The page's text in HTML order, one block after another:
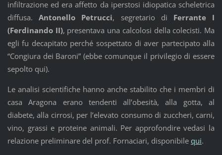
infiltrazione ed era affetto da iperstosi idiopatica scheletrica
diffusa. Antonello Petrucci, segretario di Ferrante I
(Ferdinando II), presentava una calcolosi della colecisti. Ma
egli fu decapitato perché sospettato di aver partecipato alla
“Congiura dei Baroni” (ebbe comunque il privilegio di essere
sepolto qui).
Le analisi scientifiche hanno anche stabilito che i membri di
casa Aragona erano tendenti all’obesità, alla gotta, al
diabete, alla cirrosi, per l’elevato consumo di zuccheri, carni,
vino, grassi e proteine animali. Per approfondire vedasi la
relazione preliminare del prof. Fornaciari, disponibile qui.